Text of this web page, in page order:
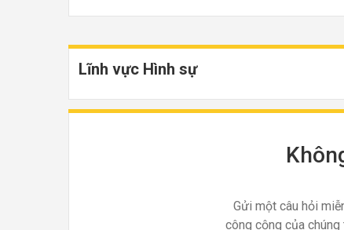
Lĩnh vực Hình sự
Gửi một câu hỏi
công cộng của